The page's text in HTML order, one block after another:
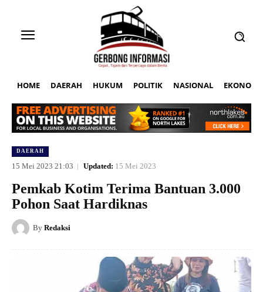
HOME DAERAH HUKUM POLITIK NASIONAL EKONOMI
DAERAH
15 Mei 2023 21:03 Updated: 15 Mei 2023
Pemkab Kotim Terima Bantuan 3.000
Pohon Saat Hardiknas
By Redaksi